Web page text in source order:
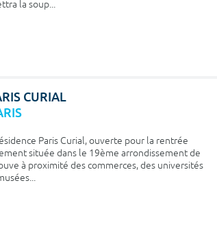
la soup...
CURIAL
Paris Curial, ouverte pour la rentrée
située dans le 19ème arrondissement de
à proximité des commerces, des universités